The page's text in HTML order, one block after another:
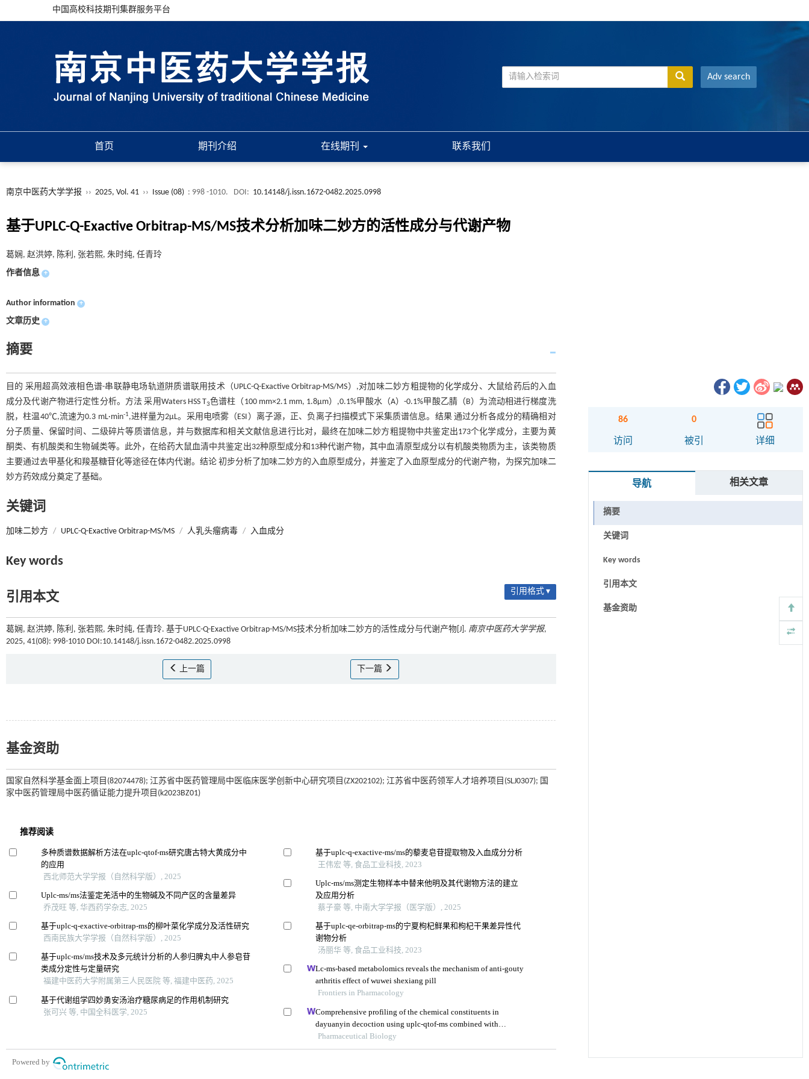
中国高校科技期刊集群服务平台
Adv search
首页 期刊介绍 在线期刊 联系我们
南京中医药大学学报 ›› 2025, Vol. 41 ›› Issue (08) : 998 -1010. DOI: 10.14148/j.issn.1672-0482.2025.0998
基于UPLC-Q-Exactive Orbitrap-MS/MS技术分析加味二妙方的活性成分与代谢产物
葛娴, 赵洪婷, 陈利, 张若熙, 朱时纯, 任青玲
作者信息 +
Author information +
文章历史 +
摘要
目的 采用超高效液相色谱-串联静电场轨道阱质谱联用技术（UPLC-Q-Exactive Orbitrap-MS/MS）,对加味二妙方粗提物的化学成分、大鼠给药后的入血
成分及代谢产物进行定性分析。方法 采用Waters HSS T3色谱柱（100 mm×2.1 mm, 1.8μm）,0.1%甲酸水（A）-0.1%甲酸乙腈（B）为流动相进行梯度洗
脱，柱温40℃,流速为0.3 mL·min-1,进样量为2μL。采用电喷雾（ESI）离子源，正、负离子扫描模式下采集质谱信息。结果 通过分析各成分的精确相对
分子质量、保留时间、二级碎片等质谱信息，并与数据库和相关文献信息进行比对，最终在加味二妙方粗提物中共鉴定出173个化学成分，主要为黄
酮类、有机酸类和生物碱类等。此外，在给药大鼠血清中共鉴定出32种原型成分和13种代谢产物，其中血清原型成分以有机酸类物质为主，该类物质
主要通过去甲基化和羧基糖苷化等途径在体内代谢。结论 初步分析了加味二妙方的入血原型成分，并鉴定了入血原型成分的代谢产物，为探究加味二
妙方药效成分奠定了基础。
关键词
加味二妙方 / UPLC-Q-Exactive Orbitrap-MS/MS / 人乳头瘤病毒 / 入血成分
Key words
引用本文 引用格式 ▾
葛娴, 赵洪婷, 陈利, 张若熙, 朱时纯, 任青玲. 基于UPLC-Q-Exactive Orbitrap-MS/MS技术分析加味二妙方的活性成分与代谢产物[J]. 南京中医药大学学报,
2025, 41(08): 998-1010 DOI:10.14148/j.issn.1672-0482.2025.0998
上一篇 下一篇
基金资助
国家自然科学基金面上项目(82074478); 江苏省中医药管理局中医临床医学创新中心研究项目(ZX202102); 江苏省中医药领军人才培养项目(SLJ0307); 国
家中医药管理局中医药循证能力提升项目(k2023BZ01)
86
访问
0
被引 详细
导航 相关文章
摘要
关键词
Key words
引用本文
基金资助